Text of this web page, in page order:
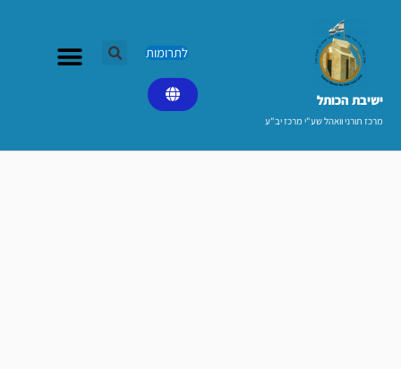
ישיבת הכותל​
מרכז תורני וואהל שע"י מרכז יב"ע
לתרומות